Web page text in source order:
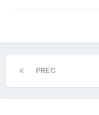
PREC